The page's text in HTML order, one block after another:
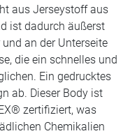
aus Jerseystoff aus
ist dadurch äußerst
an der Unterseite
die ein schnelles und
Ein gedrucktes
ab. Dieser Body ist
zertifiziert, was
Chemikalien